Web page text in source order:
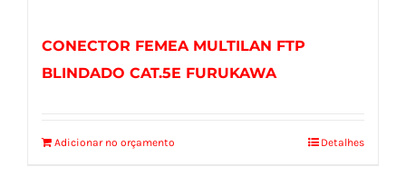
CONECTOR FEMEA MULTILAN FTP
BLINDADO CAT.5E FURUKAWA
Adicionar no orçamento Detalhes